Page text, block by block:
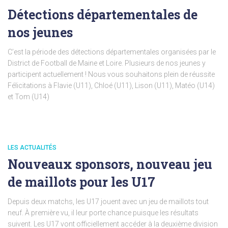
Détections départementales de
nos jeunes
C’est la période des détections départementales organisées par le
District de Football de Maine et Loire. Plusieurs de nos jeunes y
participent actuellement ! Nous vous souhaitons plein de réussite
Félicitations à Flavie (U11), Chloé (U11), Lison (U11), Matéo (U14)
et Tom (U14)
LES ACTUALITÉS
Nouveaux sponsors, nouveau jeu
de maillots pour les U17
Depuis deux matchs, les U17 jouent avec un jeu de maillots tout
neuf. À première vu, il leur porte chance puisque les résultats
suivent. Les U17 vont officiellement accéder à la deuxième division